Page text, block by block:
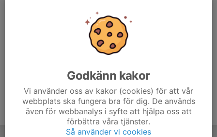
Godkänn kakor
Vi använder oss av kakor (cookies) för att vår
webbplats ska fungera bra för dig. De används
även för webbanalys i syfte att hjälpa oss att
förbättra våra tjänster.
Så använder vi cookies